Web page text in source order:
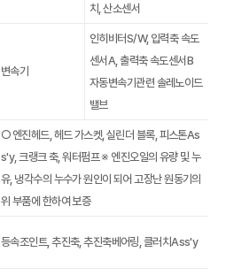
치, 산소센서
변속기
인히비터S/W, 입력축 속도
센서A, 출력축 속도센서B
자동변속기관련 솔레노이드
밸브
○ 엔진헤드, 헤드 가스켓, 실린더 블록, 피스톤As
s'y, 크랭크 축, 워터펌프 ※ 엔진오일의 유량 및 누
유, 냉각수의 누수가 원인이 되어 고장난 원동기의
위 부품에 한하여 보증
등속조인트, 추진축, 추진축베어링, 클러치Ass'y